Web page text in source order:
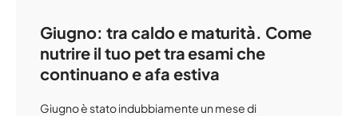
Giugno: tra caldo e maturità. Come
nutrire il tuo pet tra esami che
continuano e afa estiva
Giugno è stato indubbiamente un mese di